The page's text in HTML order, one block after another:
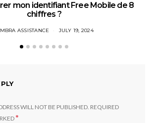
mon identifiant Free Mobile de 8
chiffres ?
ASSISTANCE JULY 19, 2024
WILL NOT BE PUBLISHED. REQUIRED
*